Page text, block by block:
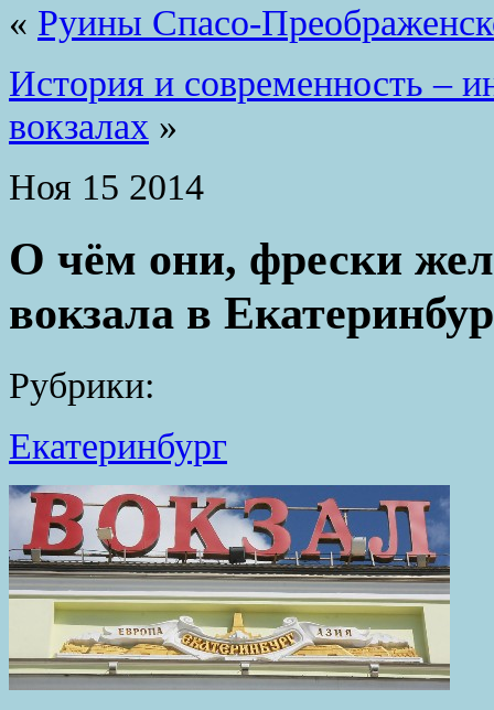
« Руины Спасо-
История и современность –
вокзалах »
Ноя 15 2014
О чём они, фрески
вокзала в
Рубрики:
Екатеринбург